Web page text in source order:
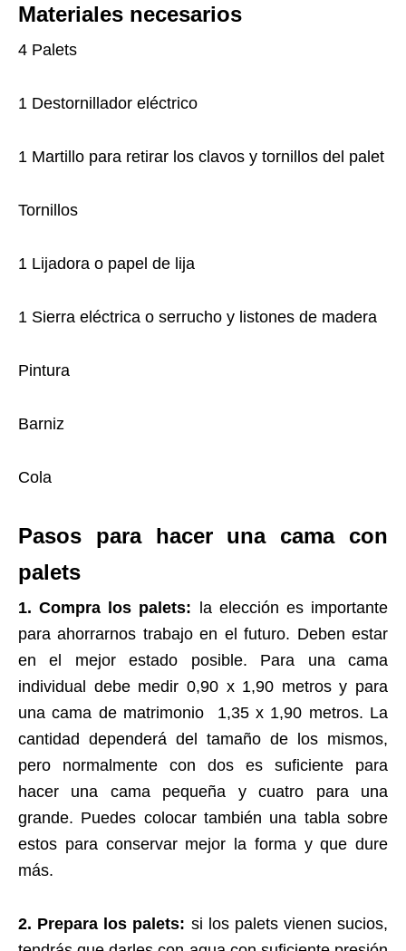
Materiales necesarios
4 Palets
1 Destornillador eléctrico
1 Martillo para retirar los clavos y tornillos del palet
Tornillos
1 Lijadora o papel de lija
1 Sierra eléctrica o serrucho y listones de madera
Pintura
Barniz
Cola
Pasos para hacer una cama con
palets
1. Compra los palets: la elección es importante
para ahorrarnos trabajo en el futuro. Deben estar
en el mejor estado posible. Para una cama
individual debe medir 0,90 x 1,90 metros y para
una cama de matrimonio 1,35 x 1,90 metros. La
cantidad dependerá del tamaño de los mismos,
pero normalmente con dos es suficiente para
hacer una cama pequeña y cuatro para una
grande. Puedes colocar también una tabla sobre
estos para conservar mejor la forma y que dure
más.
2. Prepara los palets: si los palets vienen sucios,